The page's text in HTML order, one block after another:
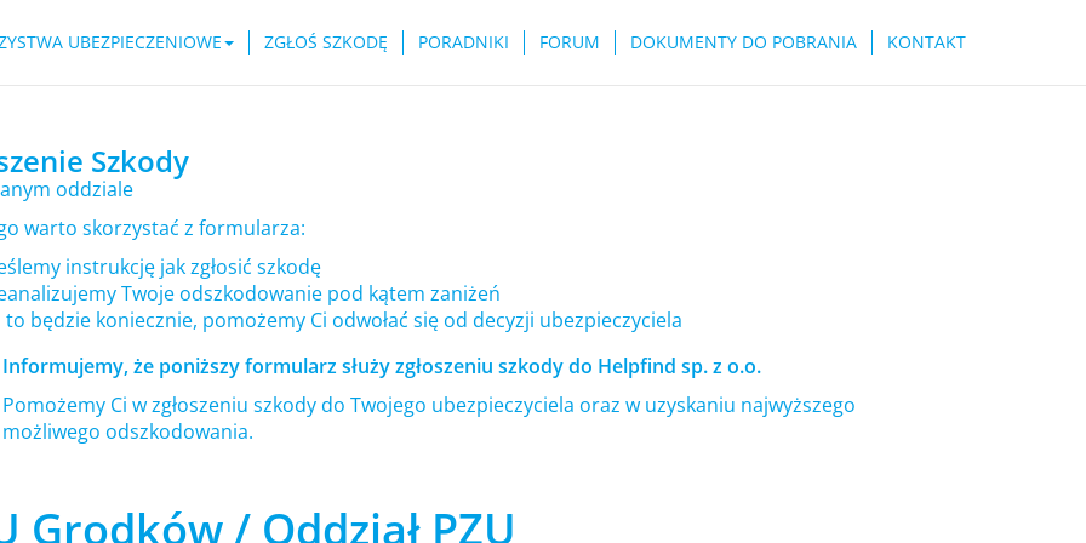
UBEZPIECZENIOWE ZGŁOŚ SZKODĘ PORADNIKI FORUM DOKUMENTY DO POBRANIA KONTAKT
Szkody
oddziale
warto skorzystać z formularza:
instrukcję jak zgłosić szkodę
Twoje odszkodowanie pod kątem zaniżeń
będzie koniecznie, pomożemy Ci odwołać się od decyzji ubezpieczyciela
Informujemy, że poniższy formularz służy zgłoszeniu szkody do Helpfind sp. z o.o.
Pomożemy Ci w zgłoszeniu szkody do Twojego ubezpieczyciela oraz w uzyskaniu najwyższego
możliwego odszkodowania.
Grodków / Oddział PZU